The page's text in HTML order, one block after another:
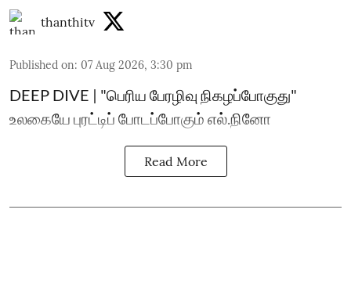
thanthitv
Published on: 07 Aug 2026, 3:30 pm
DEEP DIVE | "பெரிய பேரழிவு நிகழப்போகுது"
உலகையே புரட்டிப் போடப்போகும் எல்.நினோ
Read More